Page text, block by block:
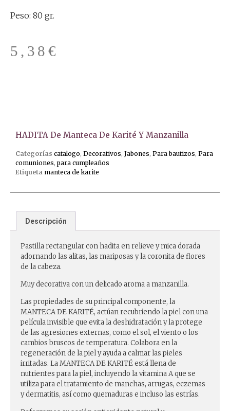
Peso: 80 gr.
5,38 €
HADITA De Manteca De Karité Y Manzanilla
Categorías catalogo, Decorativos, Jabones, Para bautizos, Para
comuniones,para cumpleaños
Etiqueta manteca de karite
Descripción
Pastilla rectangular con hadita en relieve y mica dorada
adornando las alitas, las mariposas y la coronita de flores
de la cabeza.
Muy decorativa con un delicado aroma a manzanilla.
Las propiedades de su principal componente, la
MANTECA DE KARITÉ, actúan recubriendo la piel con una
película invisible que evita la deshidratación y la protege
de las agresiones externas, como el sol, el viento o los
cambios bruscos de temperatura. Colabora en la
regeneración de la piel y ayuda a calmar las pieles
irritadas. La MANTECA DE KARITÉ está llena de
nutrientes para la piel, incluyendo la vitamina A que se
utiliza para el tratamiento de manchas, arrugas, eczemas
y dermatitis, así como quemaduras e incluso las estrías.